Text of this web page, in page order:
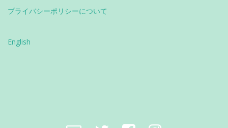
プライバシーポリシーについて
English